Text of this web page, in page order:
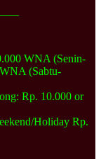
WNA (Senin-
(Sabtu-
Rp. 10.000 or
Holiday Rp.